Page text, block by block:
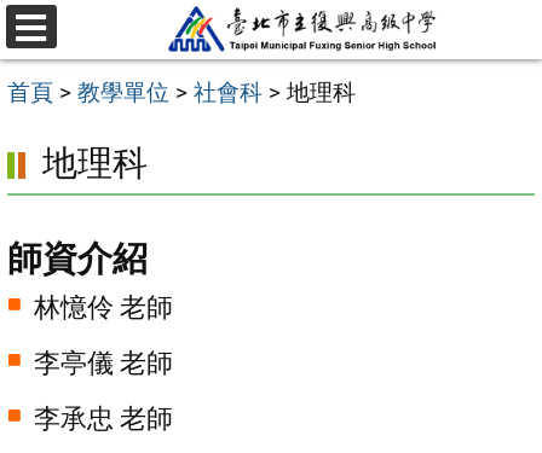
跳
至
主
內
區
選
單
首頁 > 教學單位 > 社會科 > 地理科
地理科
師資介紹
林憶伶 老師
李亭儀 老師
李承忠 老師